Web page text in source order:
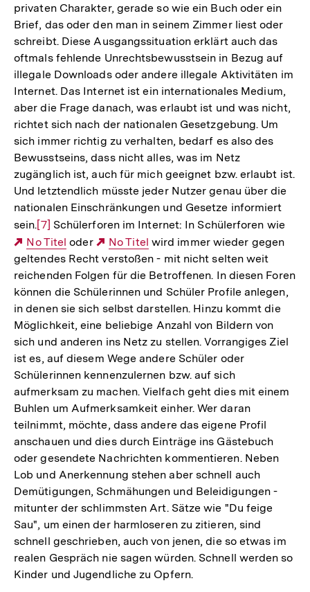
privaten Charakter, gerade so wie ein Buch oder ein
Brief, das oder den man in seinem Zimmer liest oder
schreibt. Diese Ausgangssituation erklärt auch das
oftmals fehlende Unrechtsbewusstsein in Bezug auf
illegale Downloads oder andere illegale Aktivitäten im
Internet. Das Internet ist ein internationales Medium,
aber die Frage danach, was erlaubt ist und was nicht,
richtet sich nach der nationalen Gesetzgebung. Um
sich immer richtig zu verhalten, bedarf es also des
Bewusstseins, dass nicht alles, was im Netz
zugänglich ist, auch für mich geeignet bzw. erlaubt ist.
Und letztendlich müsste jeder Nutzer genau über die
nationalen Einschränkungen und Gesetze informiert
sein.Zur
Auflösung
der
Fußnote
[7] Schülerforen im Internet: In Schülerforen wie
Externer
Link:
No Titel oder
Externer
Link:
No Titel wird immer wieder gegen
geltendes Recht verstoßen - mit nicht selten weit
reichenden Folgen für die Betroffenen. In diesen Foren
können die Schülerinnen und Schüler Profile anlegen,
in denen sie sich selbst darstellen. Hinzu kommt die
Möglichkeit, eine beliebige Anzahl von Bildern von
sich und anderen ins Netz zu stellen. Vorrangiges Ziel
ist es, auf diesem Wege andere Schüler oder
Schülerinnen kennenzulernen bzw. auf sich
aufmerksam zu machen. Vielfach geht dies mit einem
Buhlen um Aufmerksamkeit einher. Wer daran
teilnimmt, möchte, dass andere das eigene Profil
anschauen und dies durch Einträge ins Gästebuch
oder gesendete Nachrichten kommentieren. Neben
Lob und Anerkennung stehen aber schnell auch
Demütigungen, Schmähungen und Beleidigungen -
mitunter der schlimmsten Art. Sätze wie "Du feige
Sau", um einen der harmloseren zu zitieren, sind
schnell geschrieben, auch von jenen, die so etwas im
realen Gespräch nie sagen würden. Schnell werden so
Kinder und Jugendliche zu Opfern.